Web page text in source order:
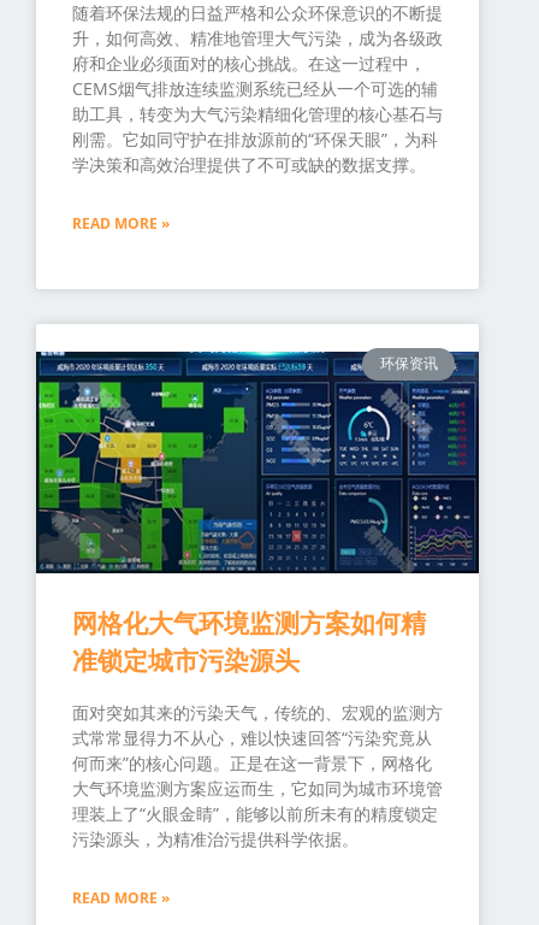
随着环保法规的日益严格和公众环保意识的不断提
升，如何高效、精准地管理大气污染，成为各级政
府和企业必须面对的核心挑战。在这一过程中，
CEMS烟气排放连续监测系统已经从一个可选的辅
助工具，转变为大气污染精细化管理的核心基石与
刚需。它如同守护在排放源前的“环保天眼”，为科
学决策和高效治理提供了不可或缺的数据支撑。
READ MORE »
环保资讯
网格化大气环境监测方案如何精
准锁定城市污染源头
面对突如其来的污染天气，传统的、宏观的监测方
式常常显得力不从心，难以快速回答“污染究竟从
何而来”的核心问题。正是在这一背景下，网格化
大气环境监测方案应运而生，它如同为城市环境管
理装上了“火眼金睛”，能够以前所未有的精度锁定
污染源头，为精准治污提供科学依据。
READ MORE »